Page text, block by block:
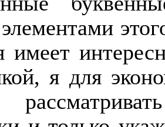
имеет
я для